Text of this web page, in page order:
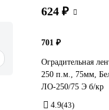
624 ₽
701 ₽
Оградительная
250 п.м., 75мм,
ЛО-250/75 Э б/кр
4.9(43)